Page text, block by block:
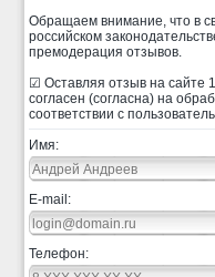
Обращаем внимание, что в
российском
премодерация отзывов.
☑ Оставляя отзыв на сайте
согласен (согласна) на
соответствии с
Имя:
E-mail:
Телефон: